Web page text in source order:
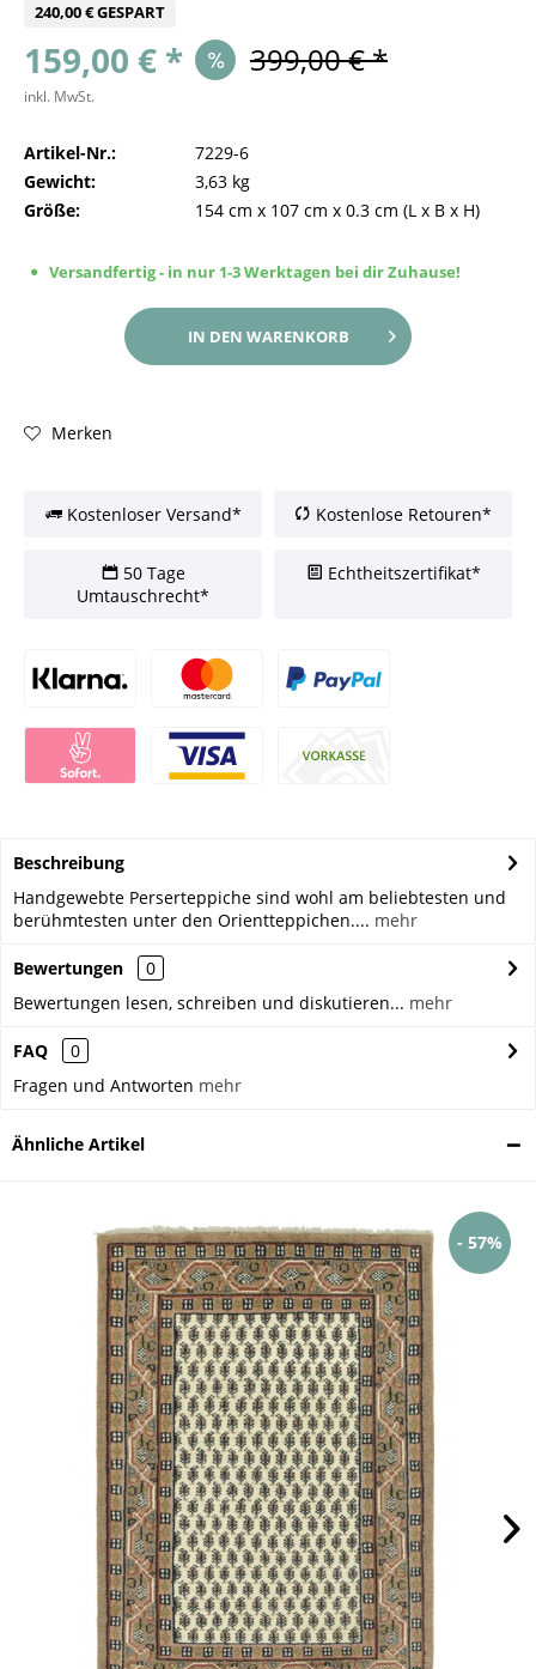
240,00 € GESPART
159,00 € * 399,00 € *
inkl. MwSt.
Artikel-Nr.:
7229-6
Gewicht:
3,63 kg
Größe:
154 cm x 107 cm x 0.3 cm (L x B x H)
Versandfertig - in nur 1-3 Werktagen bei dir Zuhause!
IN DEN WARENKORB
Merken
Kostenloser Versand* Kostenlose Retouren*
50 Tage
Umtauschrecht*
Echtheitszertifikat*
Beschreibung
Handgewebte Perserteppiche sind wohl am beliebtesten und
berühmtesten unter den Orientteppichen.... mehr
Bewertungen
0
Bewertungen lesen, schreiben und diskutieren... mehr
FAQ
0
Fragen und Antworten mehr
Ähnliche Artikel
- 57%